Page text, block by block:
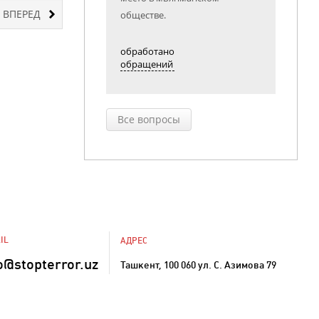
обществе.
обработано
обращений
Все вопросы
ВПЕРЕД
АДРЕС
Ташкент, 100 060 ул. С. Азимова 79